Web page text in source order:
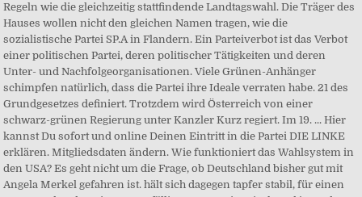
Regeln wie die gleichzeitig stattfindende Landtagswahl. Die Träger des
Hauses wollen nicht den gleichen Namen tragen, wie die
sozialistische Partei SP.A in Flandern. Ein Parteiverbot ist das Verbot
einer politischen Partei, deren politischer Tätigkeiten und deren
Unter- und Nachfolgeorganisationen. Viele Grünen-Anhänger
schimpfen natürlich, dass die Partei ihre Ideale verraten habe. 21 des
Grundgesetzes definiert. Trotzdem wird Österreich von einer
schwarz-grünen Regierung unter Kanzler Kurz regiert. Im 19. ... Hier
kannst Du sofort und online Deinen Ein­tritt in die Partei DIE LINKE
erklären. Mitgliedsdaten ändern. Wie funktioniert das Wahlsystem in
den USA? Es geht nicht um die Frage, ob Deutschland bisher gut mit
Angela Merkel gefahren ist. hält sich dagegen tapfer stabil, für einen